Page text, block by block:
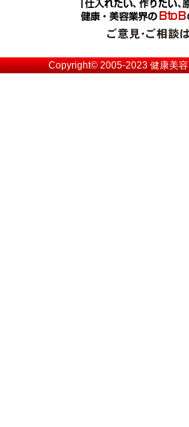
Copyright© 2005-2023健康美